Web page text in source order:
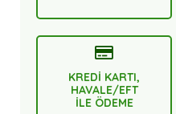
KREDİ KARTI,
HAVALE/EFT
İLE ÖDEME